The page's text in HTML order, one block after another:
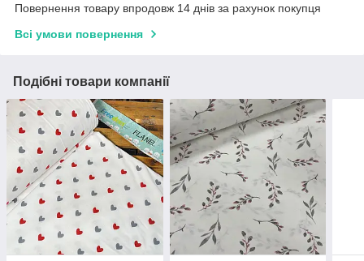
Повернення товару впродовж 14 днів за рахунок покупця
Всі умови повернення
Подібні товари компанії